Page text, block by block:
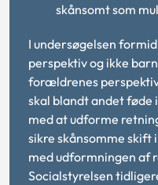
skånsomt som
I undersøgelsen
perspektiv og ikke
forældrenes
skal blandt andet føde
med at udforme
sikre skånsomme skift
med udformningen af
Socialstyrelsen